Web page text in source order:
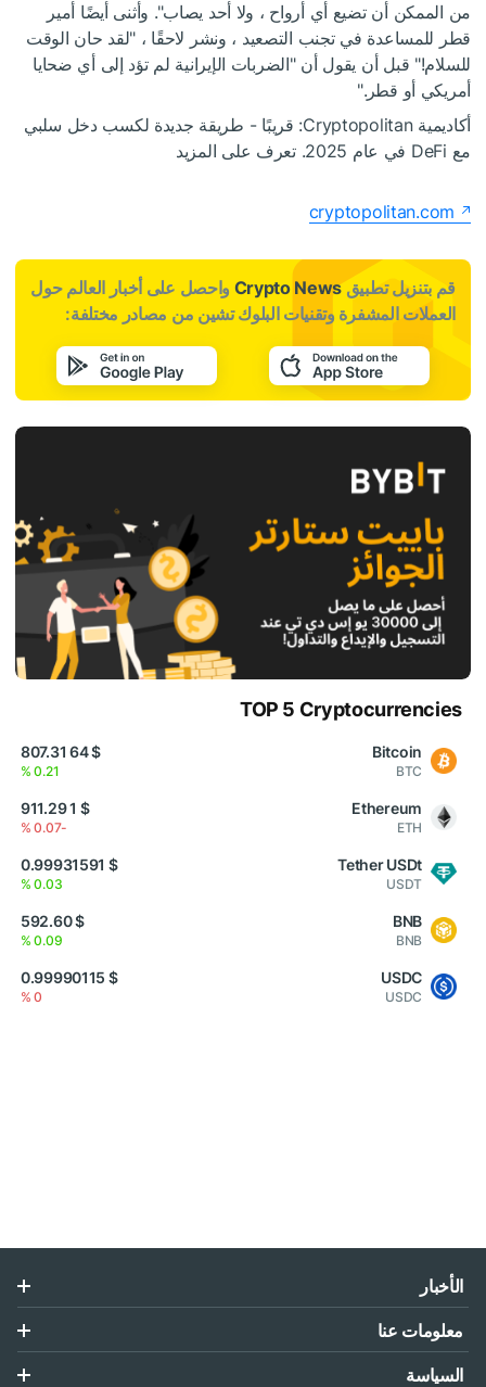
من الممكن أن تضيع أي أرواح ، ولا أحد يصاب". وأثنى أيضًا أمير
قطر للمساعدة في تجنب التصعيد ، ونشر لاحقًا ، "لقد حان الوقت
للسلام!" قبل أن يقول أن "الضربات الإيرانية لم تؤد إلى أي ضحايا
أمريكي أو قطر."
أكاديمية Cryptopolitan: قريبًا - طريقة جديدة لكسب دخل سلبي
مع DeFi في عام 2025. تعرف على المزيد
cryptopolitan.com
قم بتنزيل تطبيقCrypto News واحصل على أخبار العالم حول
العملات المشفرة وتقنيات البلوك تشين من مصادر مختلفة:
TOP 5 Cryptocurrencies
Bitcoin
BTC
$ 64 807.31
0.21 %
Ethereum
ETH
$ 1 911.29
-0.07 %
Tether USDt
USDT
$ 0.99931591
0.03 %
BNB
BNB
$ 592.60
0.09 %
USDC
USDC
$ 0.99990115
0 %
الأخبار
معلومات عنا
السياسة